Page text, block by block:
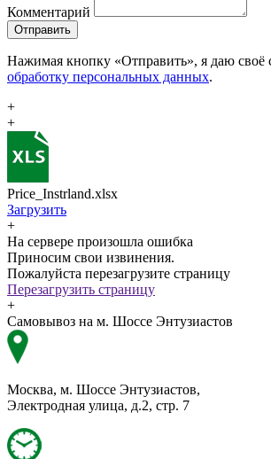
Комментарий
Отправить
Нажимая кнопку «Отправить», я даю своё
обработку персональных данных.
+
+
Price_Instrland.xlsx
Загрузить
+
На сервере произошла ошибка
Приносим свои извинения.
Пожалуйста перезагрузите страницу
Перезагрузить страницу
+
Самовывоз на м. Шоссе Энтузиастов
Москва, м. Шоссе Энтузиастов,
Электродная улица, д.2, стр. 7